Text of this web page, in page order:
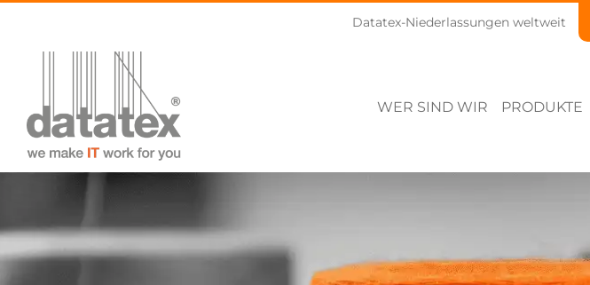
content
Datatex-Niederlassungen weltweit
WER SIND WIR PRODUKTE